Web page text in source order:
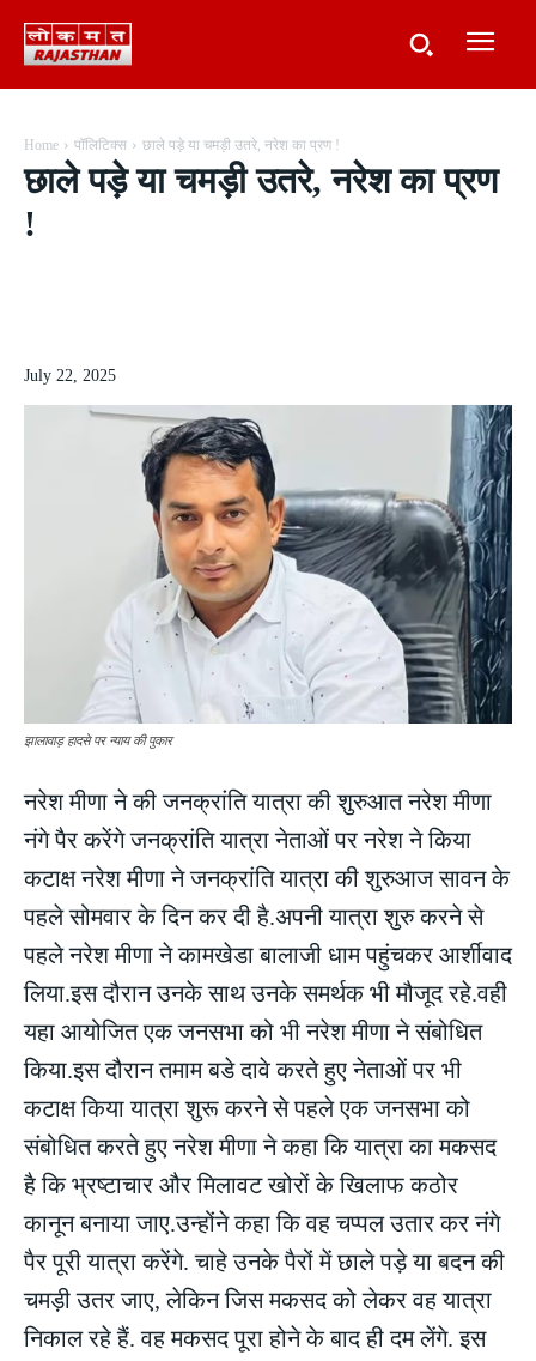
Home पॉलिटिक्स छाले पड़े या चमड़ी उतरे, नरेश का प्रण !
छाले पड़े या चमड़ी उतरे, नरेश का प्रण
!
July 22, 2025
झालावाड़ हादसे पर न्याय की पुकार
नरेश मीणा ने की जनक्रांति यात्रा की शुरुआत नरेश मीणा
नंगे पैर करेंगे जनक्रांति यात्रा नेताओं पर नरेश ने किया
कटाक्ष नरेश मीणा ने जनक्रांति यात्रा की शुरुआज सावन के
पहले सोमवार के दिन कर दी है.अपनी यात्रा शुरु करने से
पहले नरेश मीणा ने कामखेडा बालाजी धाम पहुंचकर आर्शीवाद
लिया.इस दौरान उनके साथ उनके समर्थक भी मौजूद रहे.वही
यहा आयोजित एक जनसभा को भी नरेश मीणा ने संबोधित
किया.इस दौरान तमाम बडे दावे करते हुए नेताओं पर भी
कटाक्ष किया यात्रा शुरू करने से पहले एक जनसभा को
संबोधित करते हुए नरेश मीणा ने कहा कि यात्रा का मकसद
है कि भ्रष्टाचार और मिलावट खोरों के खिलाफ कठोर
कानून बनाया जाए.उन्होंने कहा कि वह चप्पल उतार कर नंगे
पैर पूरी यात्रा करेंगे. चाहे उनके पैरों में छाले पड़े या बदन की
चमड़ी उतर जाए, लेकिन जिस मकसद को लेकर वह यात्रा
निकाल रहे हैं. वह मकसद पूरा होने के बाद ही दम लेंगे. इस